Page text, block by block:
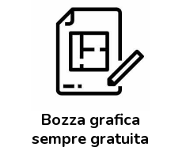
Bozza grafica
sempre gratuita